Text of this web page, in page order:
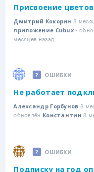
Присвоение
Дмитрий Кокорин 8
приложение Cubux •
месяцев назад
ОШИБКИ
Не работает
Александр Горбунов 8
обновлён Константин 8
ОШИБКИ
Подписку на год